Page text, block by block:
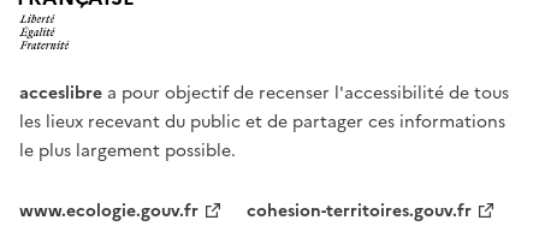
acceslibre a pour objectif de recenser l'accessibilité de tous
les lieux recevant du public et de partager ces informations
le plus largement possible.
www.ecologie.gouv.fr
cohesion-territoires.gouv.fr